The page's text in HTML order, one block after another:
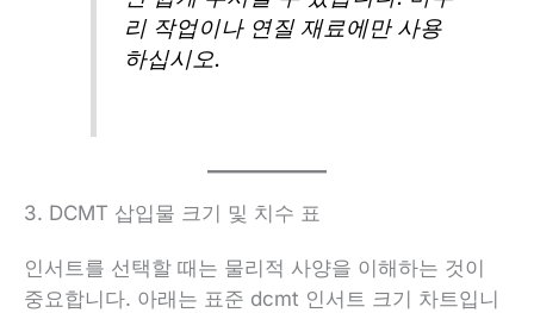
리 작업이나 연질 재료에만 사용
하십시오.
3. DCMT 삽입물 크기 및 치수 표
인서트를 선택할 때는 물리적 사양을 이해하는 것이
중요합니다. 아래는 표준 dcmt 인서트 크기 차트입니